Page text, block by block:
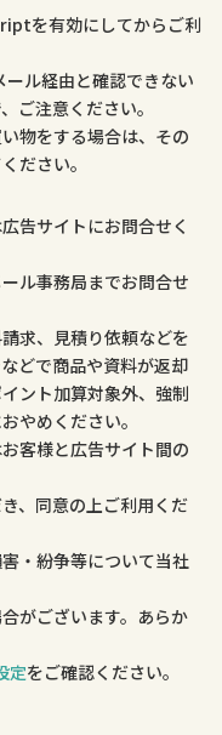
を有効にしてからご利
ル経由と確認できない
ご注意ください。
物をする場合は、その
ださい。
告サイトにお問合せく
ル事務局までお問合せ
求、見積り依頼などを
どで商品や資料が返却
ント加算対象外、強制
やめください。
客様と広告サイト間の
、同意の上ご利用くだ
・紛争等について当社
がございます。あらか
定をご確認ください。